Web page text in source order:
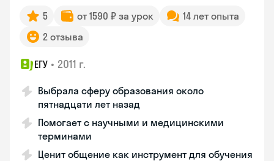
5 от 1590 ₽ за урок
14 лет опыта
2 отзыва
ЕГУ • 2011 г.
Выбрала сферу образования около
пятнадцати лет назад
Помогает с научными и медицинскими
терминами
Ценит общение как инструмент для обучения